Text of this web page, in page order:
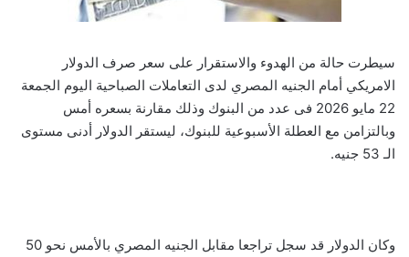
سيطرت حالة من الهدوء والاستقرار على سعر صرف الدولار
الامريكي أمام الجنيه المصري لدى التعاملات الصباحية اليوم الجمعة
22 مايو 2026 فى عدد من البنوك وذلك مقارنة بسعره أمس
وبالتزامن مع العطلة الأسبوعية للبنوك، ليستقر الدولار أدنى مستوى
الـ 53 جنيه.
وكان الدولار قد سجل تراجعا مقابل الجنيه المصري بالأمس نحو 50